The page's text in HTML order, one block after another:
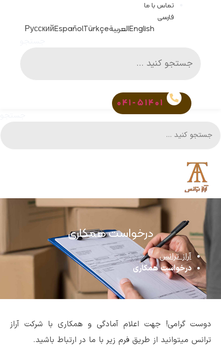
تماس با ما
فارسی
Englishالعربية РусскийEspañolTürkçe
041-51401
درخواست همکاری
آراز ترانس
درخواست همکاری
دوست گرامی! جهت اعلام آمادگی و همکاری با شرکت آراز
ترانس میتوانید از طریق فرم زیر با ما در ارتباط باشید.